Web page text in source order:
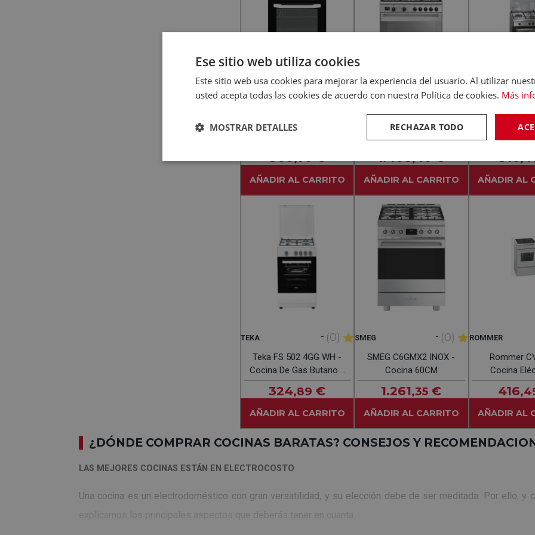
-
BEKO CSS 48100 GW
360,70 €
AÑADIR AL CARRITO
-
SMEG BG91X2 INOX -
1.468,40 €
AÑADIR AL CARRITO
Rommer
316
AÑADIR AL
TEKA - (0)
Teka FS 502 4GG WH -
Cocina De Gas Butano 4
Fuegos
324,89 €
AÑADIR AL CARRITO
SMEG - (0)
SMEG C6GMX2 INOX -
Cocina 60CM
1.261,35 €
AÑADIR AL CARRITO
ROMMER
Rommer
Cocina
416
AÑADIR AL
¿DÓNDE COMPRAR COCINAS BARATAS? CONSEJOS Y
LAS MEJORES COCINAS ESTÁN EN ELECTROCOSTO
Una cocina es un electrodoméstico con gran versatilidad, y su elección debe de ser meditada. Por ello, y
Ese sitio web utiliza cookies
Este sitio web usa cookies para mejorar la experiencia del usuario. Al utilizar
usted acepta todas las cookies de acuerdo con nuestra Política de cookies. Más
RECHAZAR TODO
MOSTRAR DETALLES